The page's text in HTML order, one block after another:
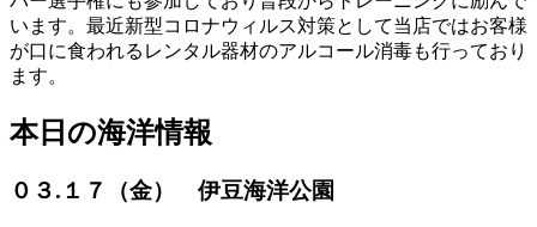
います。最近新型コロナウィルス対策として当店ではお客様
が口に食われるレンタル器材のアルコール消毒も行っており
ます。
本日の海洋情報
０３.１７（金） 伊豆海洋公園